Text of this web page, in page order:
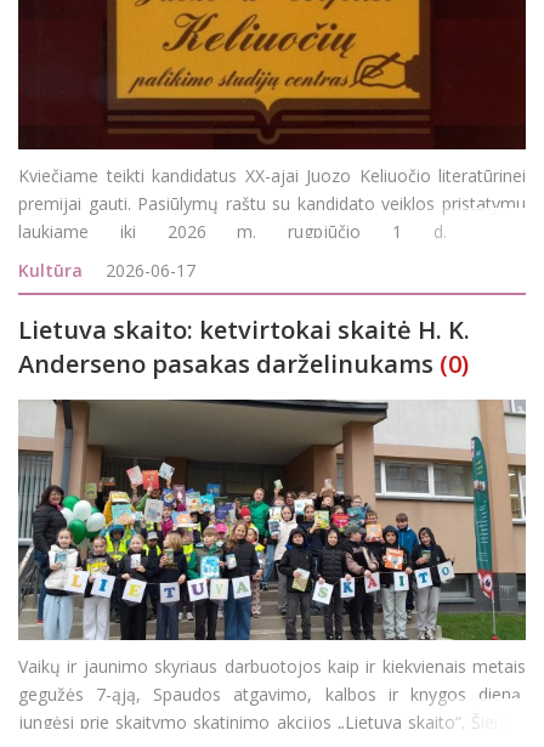
Kviečiame teikti kandidatus XX-ajai Juozo Keliuočio literatūrinei
premijai gauti. Pasiūlymų raštu su kandidato veiklos pristatymu
laukiame iki 2026 m. rugpjūčio 1 d. el.
paštu keliuociucentras@gmail.com Literatūrinės Juozo Keliuočio
premijos steigėjas – Ju
Kultūra 2026-06-17
Lietuva skaito: ketvirtokai skaitė H. K.
Anderseno pasakas darželinukams (0)
Vaikų ir jaunimo skyriaus darbuotojos kaip ir kiekvienais metais
gegužės 7-ąją, Spaudos atgavimo, kalbos ir knygos dieną,
jungėsi prie skaitymo skatinimo akcijos „Lietuva skaito“. Šiemet